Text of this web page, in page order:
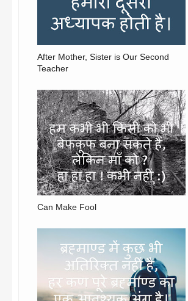
After Mother, Sister is Our Second
Teacher
Can Make Fool